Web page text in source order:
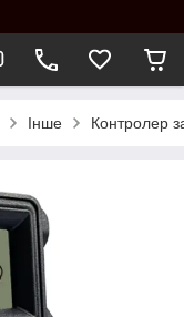
Інше Контролер